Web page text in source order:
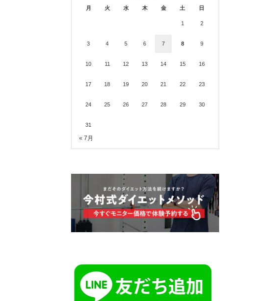
月
火 水 木 金 土 日
1 2
3 4 5 6 7 8 9
10 11 12 13 14 15 16
17 18 19 20 21 22 23
24 25 26 27 28 29 30
31
« 7月